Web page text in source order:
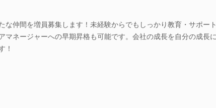
な仲間を増員募集します！未経験からでもしっかり教育・サポー
マネージャーへの早期昇格も可能です。会社の成長を自分の成長
！